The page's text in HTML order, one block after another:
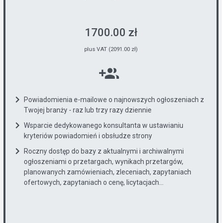
1700.00 zł
plus VAT (2091.00 zł)
Powiadomienia e-mailowe o najnowszych ogłoszeniach z
Twojej branży - raz lub trzy razy dziennie
Wsparcie dedykowanego konsultanta w ustawianiu
kryteriów powiadomień i obsłudze strony
Roczny dostęp do bazy z aktualnymi i archiwalnymi
ogłoszeniami o przetargach, wynikach przetargów,
planowanych zamówieniach, zleceniach, zapytaniach
ofertowych, zapytaniach o cenę, licytacjach...